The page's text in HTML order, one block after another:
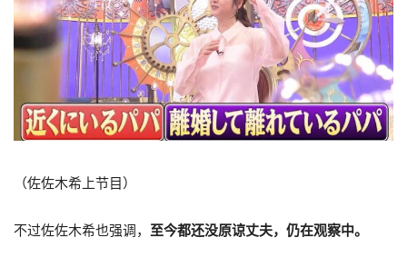
（佐佐木希上节目）
不过佐佐木希也强调， 至今都还没原谅丈夫，仍在观察中。